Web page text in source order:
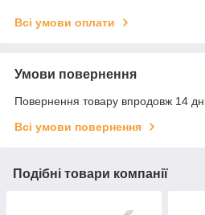
Всі умови оплати
Умови повернення
Повернення товару впродовж 14
Всі умови повернення
Подібні товари компанії